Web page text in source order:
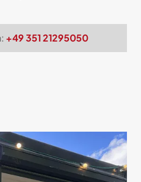
+49 351 21295050